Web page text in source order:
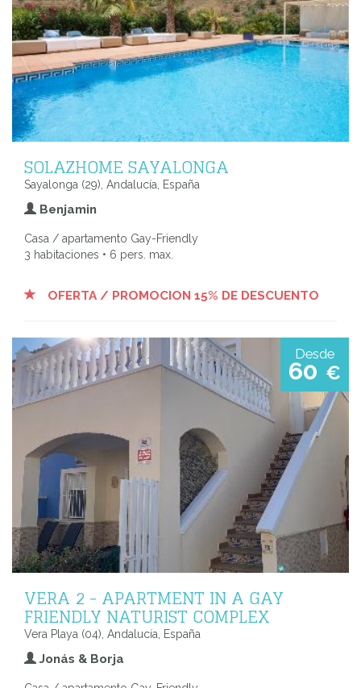
SOLAZHOME SAYALONGA
Sayalonga (29), Andalucía, España
Benjamin
Casa / apartamento Gay-Friendly
3 habitaciones • 6 pers. max.
OFERTA / PROMOCION 15% DE DESCUENTO
Desde
60 €
VERA 2 - APARTMENT IN A GAY
FRIENDLY NATURIST COMPLEX
Vera Playa (04), Andalucía, España
Jonás & Borja